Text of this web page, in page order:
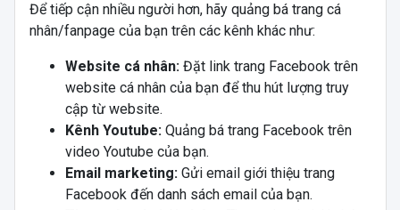
Để tiếp cận nhiều người hơn, hãy quảng bá trang cá
nhân/fanpage của bạn trên các kênh khác như:
Website cá nhân:Đặt link trang Facebook trên
website cá nhân của bạn để thu hút lượng truy
cập từ website.
Kênh Youtube:Quảng bá trang Facebook trên
video Youtube của bạn.
Email marketing:Gửi email giới thiệu trang
Facebook đến danh sách email của bạn.